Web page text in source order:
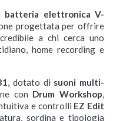
batteria elettronica V-
progettata per offrire
a chi cerca uno
home recording e
, dotato di suoni multi-
con Drum Workshop,
e controlli EZ Edit
sordina e tipologia